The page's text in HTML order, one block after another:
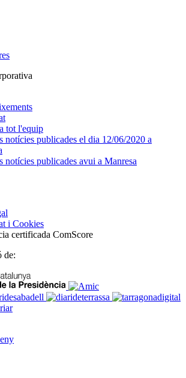
tot l'equip
notícies publicades el dia 12/06/2020 a
notícies publicades avui a Manresa
i Cookies
certificada ComScore
de: